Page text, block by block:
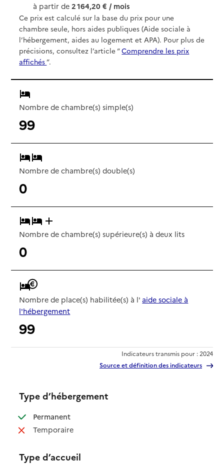
à partir de2 164,20 € / mois
Ce prix est calculé sur la base du prix pour une
chambre seule, hors aides publiques (Aide sociale à
l’hébergement, aides au logement et APA). Pour plus de
précisions, consultez l’article “Comprendre les prix
affichés”.
Nombre de chambre(s) simple(s)
99
Nombre de chambre(s) double(s)
0
Nombre de chambre(s) supérieure(s) à deux lits
0
Nombre de place(s) habilitée(s) à l' aide sociale à
l'hébergement
99
Indicateurs transmis pour : 2024
Source et définition des indicateurs
Type d’hébergement
Permanent: disponible
Temporaire: non disponible
Type d’accueil